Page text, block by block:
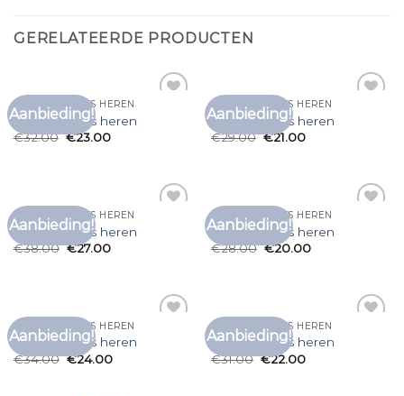
GERELATEERDE PRODUCTEN
Aanbieding!
ZOMER T SHIRTS HEREN
zomer t shirts heren
€32.00 €23.00
Aanbieding!
ZOMER T SHIRTS HEREN
zomer t shirts heren
€29.00 €21.00
Aanbieding!
ZOMER T SHIRTS HEREN
zomer t shirts heren
€38.00 €27.00
Aanbieding!
ZOMER T SHIRTS HEREN
zomer t shirts heren
€28.00 €20.00
Aanbieding!
ZOMER T SHIRTS HEREN
zomer t shirts heren
€34.00 €24.00
Aanbieding!
ZOMER T SHIRTS HEREN
zomer t shirts heren
€31.00 €22.00